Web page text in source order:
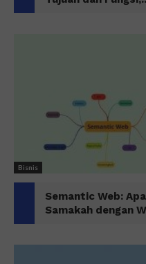
Bisnis
Semantic Web:
Samakah dengan